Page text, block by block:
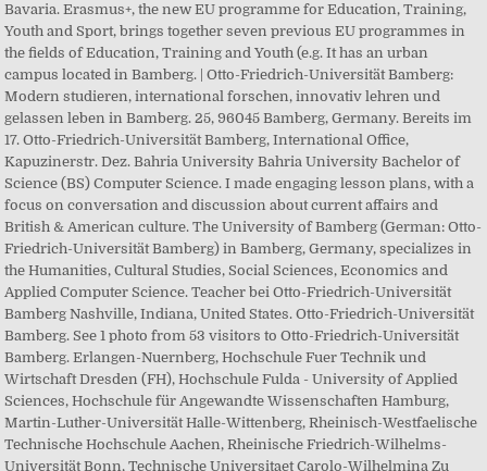
Bavaria. Erasmus+, the new EU programme for Education, Training,
Youth and Sport, brings together seven previous EU programmes in
the fields of Education, Training and Youth (e.g. It has an urban
campus located in Bamberg. | Otto-Friedrich-Universität Bamberg:
Modern studieren, international forschen, innovativ lehren und
gelassen leben in Bamberg. 25, 96045 Bamberg, Germany. Bereits im
17. Otto-Friedrich-Universität Bamberg, International Office,
Kapuzinerstr. Dez. Bahria University Bahria University Bachelor of
Science (BS) Computer Science. I made engaging lesson plans, with a
focus on conversation and discussion about current affairs and
British & American culture. The University of Bamberg (German: Otto-
Friedrich-Universität Bamberg) in Bamberg, Germany, specializes in
the Humanities, Cultural Studies, Social Sciences, Economics and
Applied Computer Science. Teacher bei Otto-Friedrich-Universität
Bamberg Nashville, Indiana, United States. Otto-Friedrich-Universität
Bamberg. See 1 photo from 53 visitors to Otto-Friedrich-Universität
Bamberg. Erlangen-Nuernberg, Hochschule Fuer Technik und
Wirtschaft Dresden (FH), Hochschule Fulda - University of Applied
Sciences, Hochschule für Angewandte Wissenschaften Hamburg,
Martin-Luther-Universität Halle-Wittenberg, Rheinisch-Westfaelische
Technische Hochschule Aachen, Rheinische Friedrich-Wilhelms-
Universität Bonn, Technische Universitaet Carolo-Wilhelmina Zu